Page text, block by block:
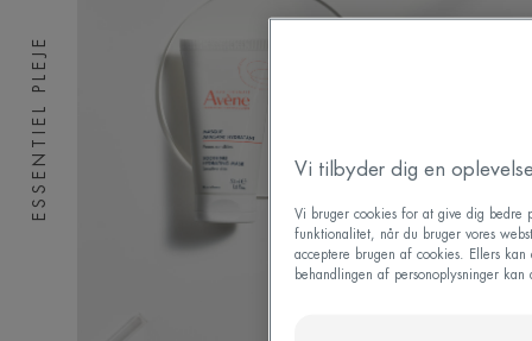
ESSENTIEL PLEJE Vi tilbyder dig en
Vi bruger cookies for at give dig bedre
funktionalitet, når du bruger vores
acceptere brugen af cookies. Ellers
behandlingen af personoplysninger